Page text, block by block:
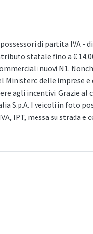
di partita IVA -
statale fino a €
nuovi N1.
delle imprese e
agli incentivi. Grazie al
S.p.A. I veicoli in foto
IPT, messa su